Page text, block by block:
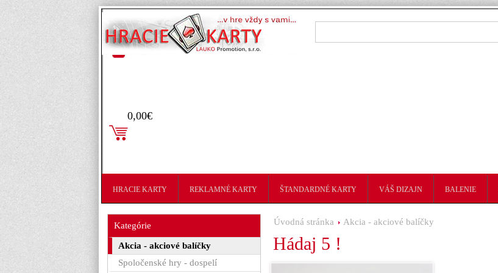
Prihlásenie
0,00€
HRACIE KARTY REKLAMNÉ KARTY ŠTANDARDNÉ KARTY VÁŠ DIZAJN BALENIE
Úvodná stránka Akcia - akciové balíčky
Hádaj 5 !
Kategórie
Akcia - akciové balíčky
Spoločenské hry - dospelí